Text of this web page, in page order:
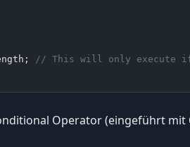
// This will only execute
Operator (eingeführt